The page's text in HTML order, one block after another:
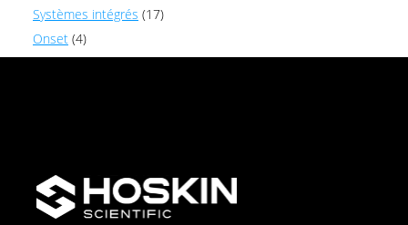
Systèmes intégrés (17)
Onset (4)